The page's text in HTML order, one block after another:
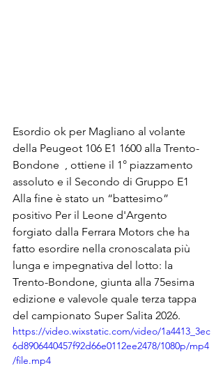
Esordio ok per Magliano al volante
della Peugeot 106 E1 1600 alla Trento-
Bondone  , ottiene il 1° piazzamento
assoluto e il Secondo di Gruppo E1
Alla fine è stato un “battesimo”
positivo Per il Leone d'Argento
forgiato dalla Ferrara Motors che ha
fatto esordire nella cronoscalata più
lunga e impegnativa del lotto: la
Trento-Bondone, giunta alla 75esima
edizione e valevole quale terza tappa
del campionato Super Salita 2026.
https://video.wixstatic.com/video/1a4413_3ec
6d8906440457f92d66e0112ee2478/1080p/mp4
/file.mp4